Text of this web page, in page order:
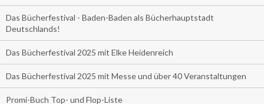
Das Bücherfestival - Baden-Baden als Bücherhauptstadt
Deutschlands!
Das Bücherfestival 2025 mit Elke Heidenreich
Das Bücherfestival 2025 mit Messe und über 40 Veranstaltungen
Promi-Buch Top- und Flop-Liste